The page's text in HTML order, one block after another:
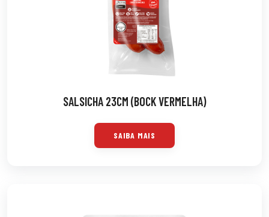
SALSICHA 23CM (BOCK VERMELHA)
SAIBA MAIS